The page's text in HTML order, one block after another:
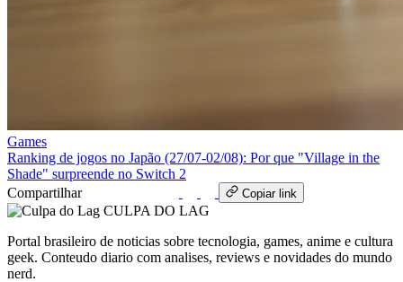
Games
Ranking de jogos no Japão (27/07‑02/08): Por que "Village in the
Shade" surpreende no Switch 2
Compartilhar
Copiar link
CULPA DO LAG
Portal brasileiro de noticias sobre tecnologia, games, anime e cultura
geek. Conteudo diario com analises, reviews e novidades do mundo
nerd.